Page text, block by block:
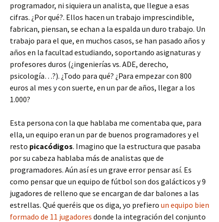
programador, ni siquiera un analista, que llegue a esas
cifras. ¿Por qué?. Ellos hacen un trabajo imprescindible,
fabrican, piensan, se echan a la espalda un duro trabajo. Un
trabajo para el que, en muchos casos, se han pasado años y
años en la facultad estudiando, soportando asignaturas y
profesores duros (¿ingenierías vs. ADE, derecho,
psicología…?). ¿Todo para qué? ¿Para empezar con 800
euros al mes y con suerte, en un par de años, llegar a los
1.000?
Esta persona con la que hablaba me comentaba que, para
ella, un equipo eran un par de buenos programadores y el
resto picacódigos. Imagino que la estructura que pasaba
por su cabeza hablaba más de analistas que de
programadores. Aún así es un grave error pensar así. Es
como pensar que un equipo de fútbol son dos galácticos y 9
jugadores de relleno que se encargan de dar balones a las
estrellas. Qué queréis que os diga, yo prefiero un equipo bien
formado de 11 jugadores donde la integración del conjunto